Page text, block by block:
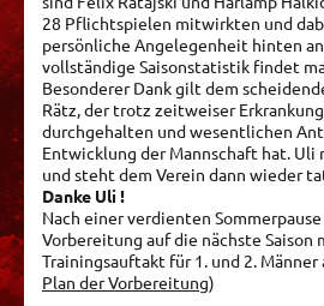
28 Pflichtspielen mitwirkten und
persönliche Angelegenheit hinten
vollständige Saisonstatistik findet
Besonderer Dank gilt dem
Rätz, der trotz zeitweiser
durchgehalten und wesentlichen
Entwicklung der Mannschaft hat. Uli
und steht dem Verein dann wieder
Danke Uli !
Nach einer verdienten
Vorbereitung auf die nächste Saison
Trainingsauftakt für 1. und 2. Männer
Plan der Vorbereitung)